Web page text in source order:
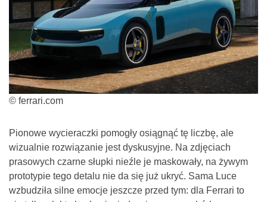
© ferrari.com
Pionowe wycieraczki pomogły osiągnąć tę liczbę, ale
wizualnie rozwiązanie jest dyskusyjne. Na zdjęciach
prasowych czarne słupki nieźle je maskowały, na żywym
prototypie tego detalu nie da się już ukryć. Sama Luce
wzbudziła silne emocje jeszcze przed tym: dla Ferrari to